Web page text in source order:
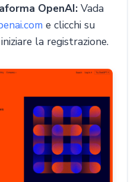
OpenAI: Vada
e clicchi su
la registrazione.